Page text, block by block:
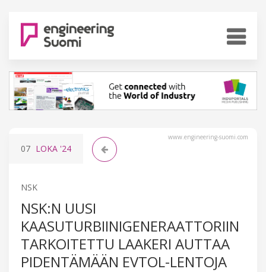
www.engineering-suomi.com
07 LOKA '24
NSK
NSK:N UUSI
KAASUTURBIINIGENERAATTORIIN
TARKOITETTU LAAKERI AUTTAA
PIDENTÄMÄÄN EVTOL-LENTOJA